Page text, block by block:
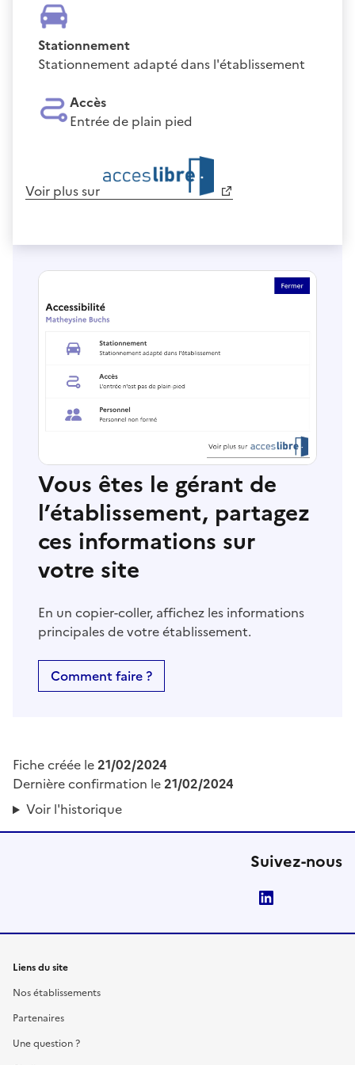
Stationnement
Stationnement adapté dans l'établissement
Accès
Entrée de plain pied
Voir plus sur
Vous êtes le gérant de
l’établissement, partagez
ces informations sur
votre site
En un copier-coller, affichez les informations
principales de votre établissement.
Comment faire ?
Fiche créée le21/02/2024
Dernière confirmation le21/02/2024
Voir l'historique
Suivez-nous
Liens du site
Nos établissements
Partenaires
Une question ?